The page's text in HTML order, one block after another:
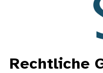
Rechtliche